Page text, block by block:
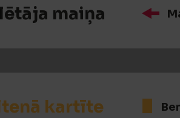
maiņa
kartīte